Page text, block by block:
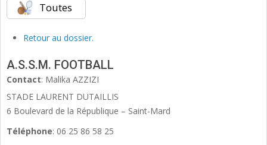
Toutes
Retour au dossier.
A.S.S.M. FOOTBALL
Contact: Malika AZZIZI
STADE LAURENT DUTAILLIS
6 Boulevard de la République – Saint-Mard
Téléphone: 06 25 86 58 25